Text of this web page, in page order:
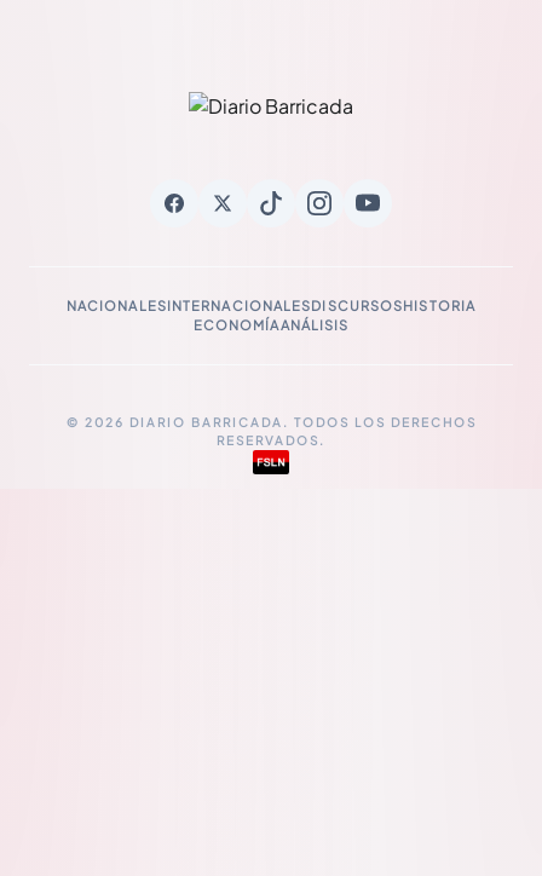
NACIONALESINTERNACIONALESDISCURSOSHISTORIA
ECONOMÍAANÁLISIS
© 2026 DIARIO BARRICADA. TODOS LOS DERECHOS
RESERVADOS.